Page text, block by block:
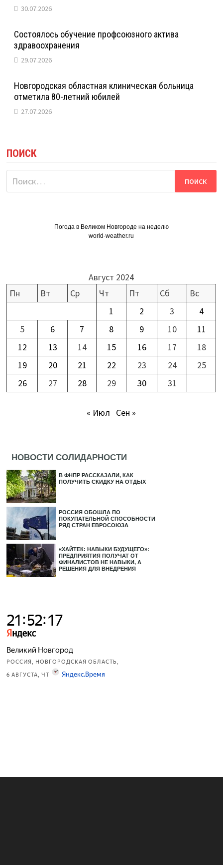
30.07.2026
Состоялось обучение профсоюзного актива
здравоохранения
29.07.2026
Новгородская областная клиническая больница
отметила 80-летний юбилей
27.07.2026
ПОИСК
Найти:
Погода в Великом Новгороде на неделю
world-weather.ru
Август 2024
Пн
Вт Ср Чт Пт Сб
Вс
1
2 3
4
5
6 7 8 9 10
11
12
13 14 15 16 17
18
19
20 21 22 23 24
25
26
27 28 29 30 31
« Июл Сен »
НОВОСТИ СОЛИДАРНОСТИ
В ФНПР РАССКАЗАЛИ, КАК
ПОЛУЧИТЬ СКИДКУ НА ОТДЫХ
РОССИЯ ОБОШЛА ПО
ПОКУПАТЕЛЬНОЙ СПОСОБНОСТИ
РЯД СТРАН ЕВРОСОЮЗА
«ХАЙТЕК: НАВЫКИ БУДУЩЕГО»:
ПРЕДПРИЯТИЯ ПОЛУЧАТ ОТ
ФИНАЛИСТОВ НЕ НАВЫКИ, А
РЕШЕНИЯ ДЛЯ ВНЕДРЕНИЯ